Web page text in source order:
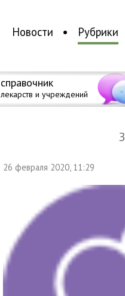
Новости Рубрики
справочник
лекарств и учреждений
26 февраля 2020, 11:29